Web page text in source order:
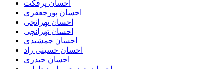
احسان پرفکت
احسان پورجعفری
احسان تهرانجی
احسان تهرانچی
احسان جمشیدی
احسان حسینی راد
احسان حیدری